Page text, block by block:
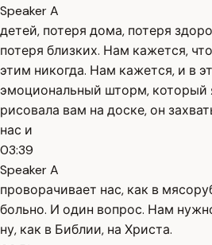
Speaker A
детей, потеря дома, потеря
потеря близких. Нам кажется,
этим никогда. Нам кажется, и в
эмоциональный шторм, который
рисовала вам на доске, он
нас и
03:39
Speaker A
проворачивает нас, как в
больно. И один вопрос. Нам
ну, как в Библии, на Христа.